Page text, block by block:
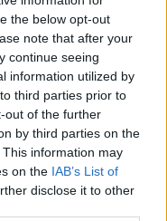
the below opt-out
note that after your
continue seeing
information utilized by
third parties prior to
out of the further
by third parties on the
This information may
on the IAB’s List of
disclose it to other
propasti, nejhlubší
jeskyni na světě,
potápěč. Tragická
se stala ve středu při
ponoru,
záchranná služba. Tělo
případ upozornilserver
čin usmrcení z
Zajícová. Muž, hasič z